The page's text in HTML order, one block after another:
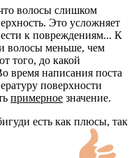
волосы слишком
Это усложняет
к повреждениям... К
волосы меньше, чем
того, до какой
время написания поста
поверхности
примерное значение.
есть как плюсы, так